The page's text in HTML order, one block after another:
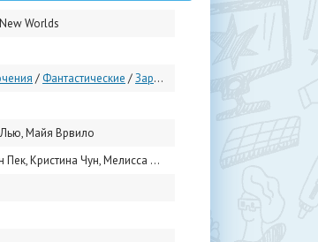
Worlds
/Фантастические /Зарубежные сериалы
Майя Врвило
Ромейн, Джесс Буш, Селия Роуз Гудинг, Бабс Олусанмокун, Алекс Кэпп Хорнер, Дэн Джиннотт